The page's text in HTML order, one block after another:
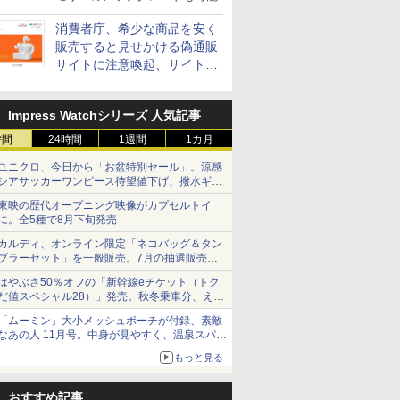
消費者庁、希少な商品を安く
販売すると見せかける偽通販
サイトに注意喚起、サイト名
Impress Watchシリーズ 人気記事
24時間 1週間 1カ月
ニクロ、今日から「お盆特別セール」。涼感
アサッカーワンピース待望値下げ、撥水ギア
ョーツは1990円に
映の歴代オープニング映像がカプセルトイ
。全5種で8月下旬発売
ルディ、オンライン限定「ネコバッグ＆タン
ラーセット」を一般販売。7月の抽選販売の
選無効分
やぶさ50％オフの「新幹線eチケット（トク
値スペシャル28）」発売。秋冬乗車分、えき
っと限定
ムーミン」大小メッシュポーチが付録、素敵
あの人 11月号。中身が見やすく、温泉スパに
もっと見る